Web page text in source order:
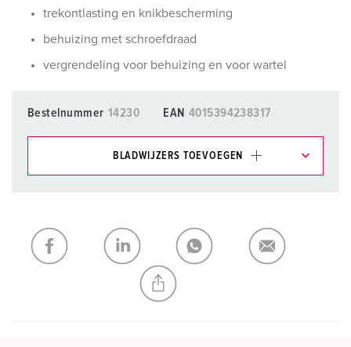
trekontlasting en knikbescherming
behuizing met schroefdraad
vergrendeling voor behuizing en voor wartel
Bestelnummer 14230 EAN 4015394238317
BLADWIJZERS TOEVOEGEN
Mijn lijst TOEVOEGEN
NIEUW LIJST MAKEN